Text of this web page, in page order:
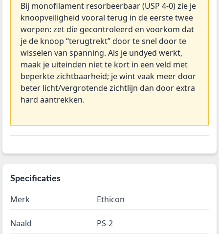
Bij monofilament resorbeerbaar (USP 4-0) zie je
knoopveiligheid vooral terug in de eerste twee
worpen: zet die gecontroleerd en voorkom dat
je de knoop “terugtrekt” door te snel door te
wisselen van spanning. Als je undyed werkt,
maak je uiteinden niet te kort in een veld met
beperkte zichtbaarheid; je wint vaak meer door
beter licht/vergrotende zichtlijn dan door extra
hard aantrekken.
Specificaties
Merk Ethicon
Naald PS-2